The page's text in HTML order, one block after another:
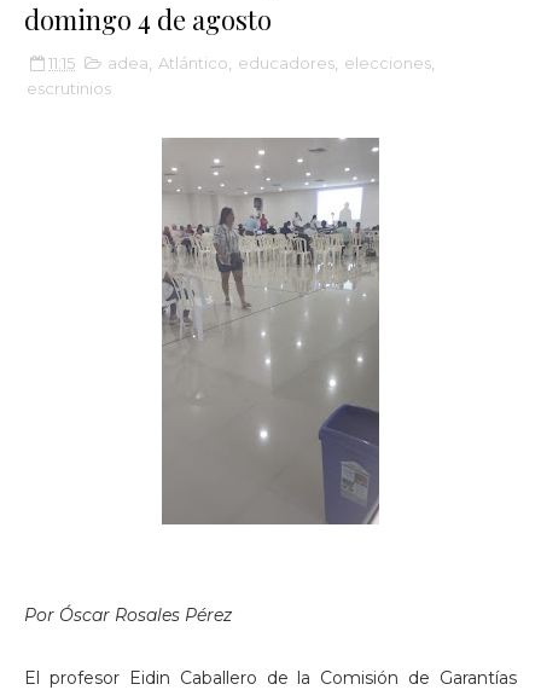
domingo 4 de agosto
11:15 adea Atlántico educadores elecciones
escrutinios
Por Óscar Rosales Pérez
El profesor Eidin Caballero de la Comisión de Garantías